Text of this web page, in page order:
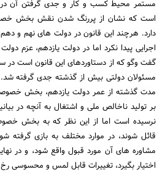
مستمر محیط کسب و کار و جدی گرفتن آن در
است که نشان از پررنگ شدن نقش بخش
دارد. هرچند این قانون در دولت های نهم و
اجرایی پیدا نکرد اما در دولت یازدهم، عزم
گفت وگو که از دستاوردهای این قانون است در
مسئولان دولتی بیش از گذشته جدی گرفته شد.
مدت گذشته از عمر دولت یازدهم، بخش خصوصی
بر تولید ناخالص ملی و اشتغال به آنچه در
نرسیده است اما از این نظر که به بخش
قائل شوند، در موارد مختلف به بازی گرفته
مشاوره های آن مورد قبول واقع شود، و در
اختیار بگیرد، تغییرات قابل لمس و محسوسی